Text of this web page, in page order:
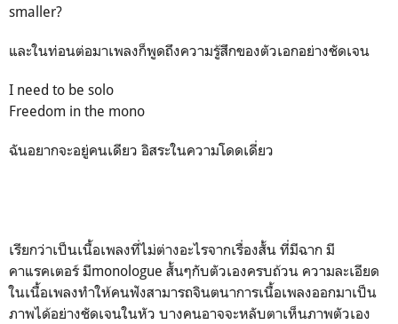
smaller?
และในท่อนต่อมาเพลงก็พูดถึงความรู้สึกของตัวเอกอย่างชัดเจน
I need to be solo
Freedom in the mono
ฉันอยากจะอยู่คนเดียว อิสระในความโดดเดี่ยว
เรียกว่าเป็นเนื้อเพลงที่ไม่ต่างอะไรจากเรื่องสั้น ที่มีฉาก มี
คาแรคเตอร์ มีmonologue สั้นๆกับตัวเองครบถ้วน ความละเอียด
ในเนื้อเพลงทำให้คนฟังสามารถจินตนาการเนื้อเพลงออกมาเป็น
ภาพได้อย่างชัดเจนในหัว บางคนอาจจะหลับตาเห็นภาพตัวเอง